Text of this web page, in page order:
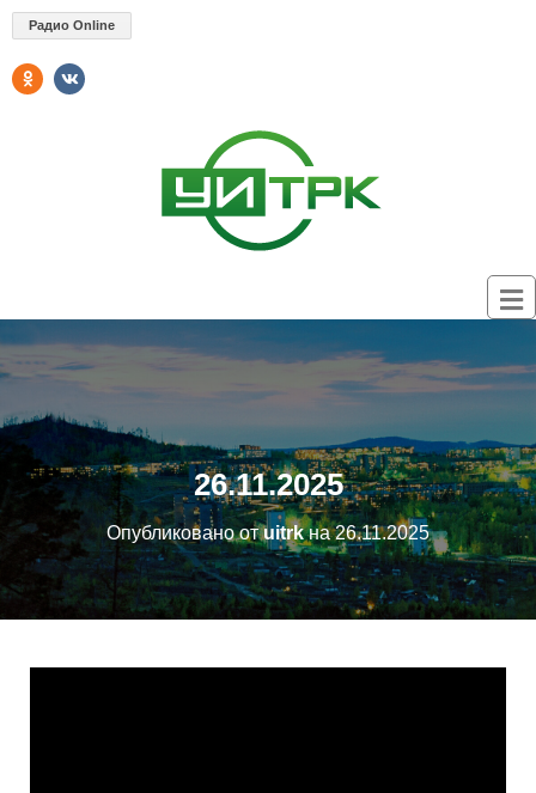
Радио Online
26.11.2025
Опубликовано отuitrkна26.11.2025